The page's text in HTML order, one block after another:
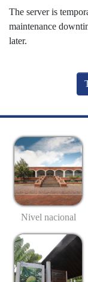
The server is
maintenance
later.
Nivel nacional